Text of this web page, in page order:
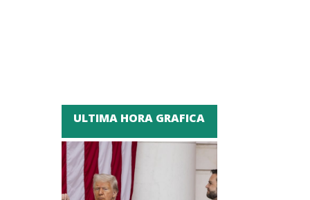
ULTIMA HORA GRAFICA